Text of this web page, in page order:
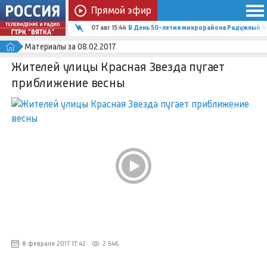
Прямой эфир
07 авг 15:44 В День 50-летия микрорайона Радужный
Материалы за 08.02.2017
Жителей улицы Красная Звезда пугает
приближение весны
8 февраля 2017 17:42 2 646